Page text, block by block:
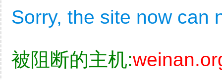
Sorry, the site now can
被阻断的主机: